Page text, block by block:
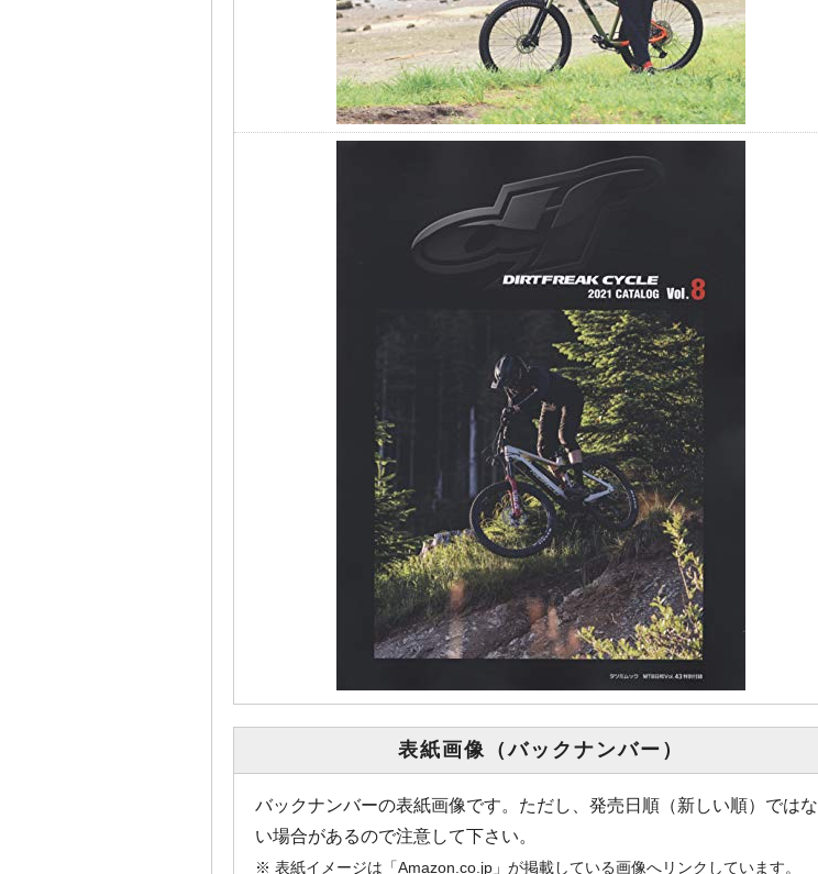
表紙画像（バックナンバー）
バックナンバーの表紙画像です。ただし、発売日順（新しい順）ではな
い場合があるので注意して下さい。
※ 表紙イメージは「Amazon.co.jp」が掲載している画像へリンクしています。